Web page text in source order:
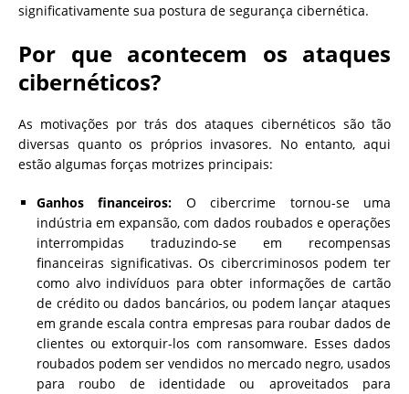
significativamente sua postura de segurança cibernética.
Por que acontecem os ataques
cibernéticos?
As motivações por trás dos ataques cibernéticos são tão
diversas quanto os próprios invasores. No entanto, aqui
estão algumas forças motrizes principais:
Ganhos financeiros: O cibercrime tornou-se uma
indústria em expansão, com dados roubados e operações
interrompidas traduzindo-se em recompensas
financeiras significativas. Os cibercriminosos podem ter
como alvo indivíduos para obter informações de cartão
de crédito ou dados bancários, ou podem lançar ataques
em grande escala contra empresas para roubar dados de
clientes ou extorquir-los com ransomware. Esses dados
roubados podem ser vendidos no mercado negro, usados
​​para roubo de identidade ou aproveitados para